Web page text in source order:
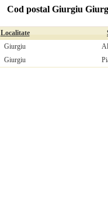
Cod postal Giurgiu
Localitate
Giurgiu
Giurgiu